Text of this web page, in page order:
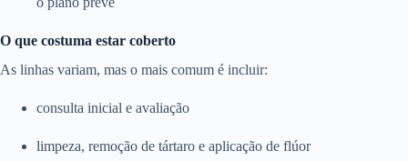
O que costuma estar coberto
As linhas variam, mas o mais comum é incluir:
consulta inicial e avaliação
limpeza, remoção de tártaro e aplicação de flúor